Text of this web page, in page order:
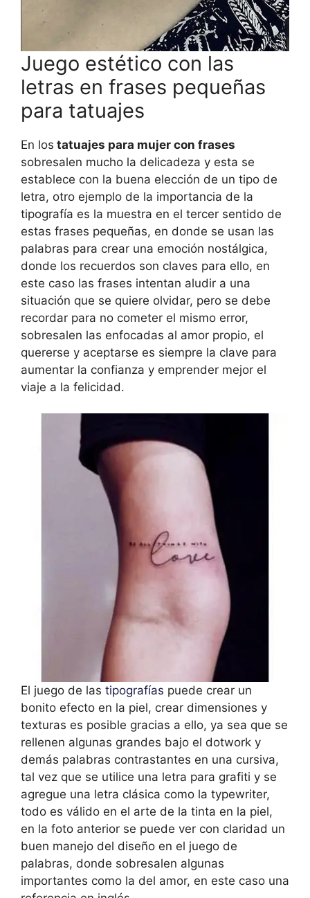
Juego estético con las
letras en frases pequeñas
para tatuajes
En los tatuajes para mujer con frases
sobresalen mucho la delicadeza y esta se
establece con la buena elección de un tipo de
letra, otro ejemplo de la importancia de la
tipografía es la muestra en el tercer sentido de
estas frases pequeñas, en donde se usan las
palabras para crear una emoción nostálgica,
donde los recuerdos son claves para ello, en
este caso las frases intentan aludir a una
situación que se quiere olvidar, pero se debe
recordar para no cometer el mismo error,
sobresalen las enfocadas al amor propio, el
quererse y aceptarse es siempre la clave para
aumentar la confianza y emprender mejor el
viaje a la felicidad.
El juego de las tipografías puede crear un
bonito efecto en la piel, crear dimensiones y
texturas es posible gracias a ello, ya sea que se
rellenen algunas grandes bajo el dotwork y
demás palabras contrastantes en una cursiva,
tal vez que se utilice una letra para grafiti y se
agregue una letra clásica como la typewriter,
todo es válido en el arte de la tinta en la piel,
en la foto anterior se puede ver con claridad un
buen manejo del diseño en el juego de
palabras, donde sobresalen algunas
importantes como la del amor, en este caso una